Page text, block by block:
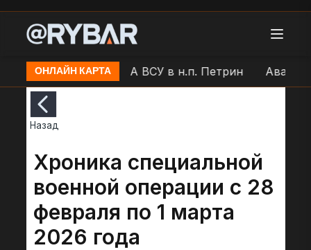
ОНЛАЙН КАРТА
Удар БЛА ВСУ в н.п. Петрин
Назад
Хроника специальной
военной операции с 28
февраля по 1 марта
2026 года